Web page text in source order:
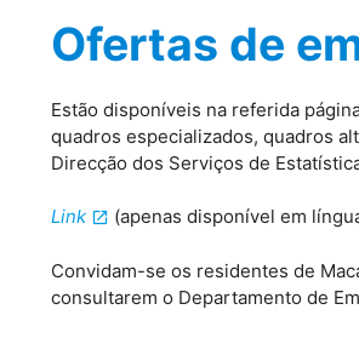
Ofertas de
Estão disponíveis na referida
quadros especializados, quadros
Direcção dos Serviços de
Link (apenas disponível em
Convidam-se os residentes de
consultarem o Departamento de